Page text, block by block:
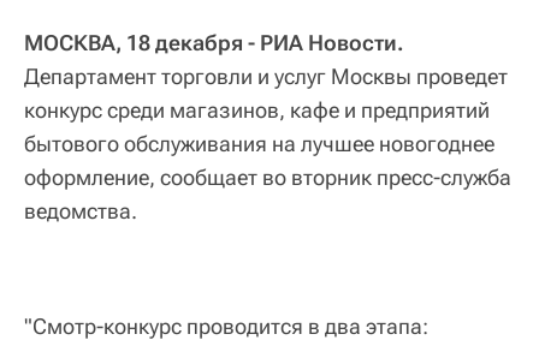
МОСКВА, 18 декабря - РИА Новости.
Департамент торговли и услуг Москвы проведет
конкурс среди магазинов, кафе и предприятий
бытового обслуживания на лучшее новогоднее
оформление, сообщает во вторник пресс-служба
ведомства.
"Смотр-конкурс проводится в два этапа: